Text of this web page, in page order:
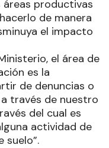
áreas productivas
de manera
el impacto
el área de
es la
de denuncias o
través de nuestro
del cual es
actividad de
suelo”.